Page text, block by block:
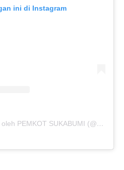
ini di Instagram
Sebuah kiriman dibagikan oleh PEMKOT SUKABUMI (@pemkotsukabumi_)